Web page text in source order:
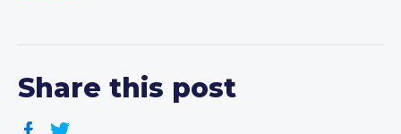
Share this post